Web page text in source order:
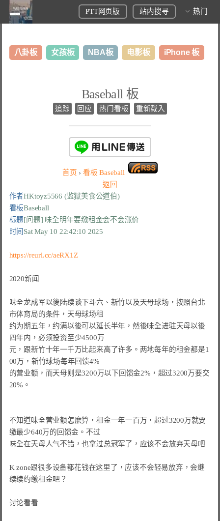
PTT网页版 站内搜寻 热门
八卦板 女孩板 NBA板 电影板 iPhone 板
Baseball 板
追踪 回应 热门看板 重新载入
首页 › 看板Baseball
返回
作者HKtoyz5566 (监狱美食公道伯)
看板Baseball
标题[问题] 味全明年要缴租金会不会涨价
时间 Sat May 10 22:42:10 2025
https://reurl.cc/aeRX1Z
2020新闻
味全龙成军以後陆续谈下斗六、新竹以及天母球场，按照台北
市体育局的条件，天母球场租
约为期五年，约满以後可以延长半年，然後味全进驻天母以後
四年内，必须投资至少4500万
元，跟新竹十年一千万比起来高了许多。两地每年的租金都是1
00万，新竹球场每年回馈4%
的营业额，而天母则是3200万以下回馈金2%，超过3200万要交
20%。
不知道味全营业额怎麽算，租金一年一百万，超过3200万就要
缴最少640万的回馈金。不过
味全在天母人气不错，也拿过总冠军了，应该不会放弃天母吧
K zone跟很多设备都花钱在这里了，应该不会轻易放弃，会继
续续约缴租金吧？
讨论看看